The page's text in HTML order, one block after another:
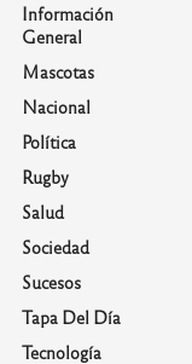
Información
General
Mascotas
Nacional
Política
Rugby
Salud
Sociedad
Sucesos
Tapa Del Día
Tecnología